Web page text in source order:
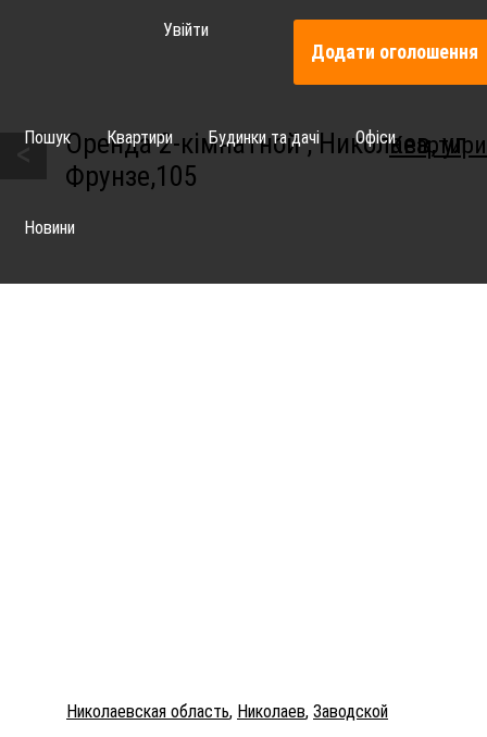
Пошук Квартири Будинки та дачі Офіси
Новини
Увійти
Додати оголошення
Оренда 2-кімнатной , Николаев, ул
Фрунзе,105
Квартири
Николаевская область, Николаев, Заводской
<